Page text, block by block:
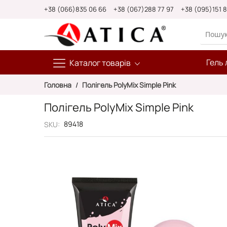
+38 (066)835 06 66 +38 (067)288 77 97 +38 (095)151
Каталог товарів Гель
Головна Полігель PolyMix Simple Pink
Полігель PolyMix Simple Pink
SKU 89418
галереї
зображень